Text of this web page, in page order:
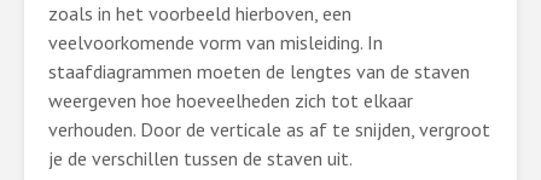
zoals in het voorbeeld hierboven, een
veelvoorkomende vorm van misleiding. In
staafdiagrammen moeten de lengtes van de staven
weergeven hoe hoeveelheden zich tot elkaar
verhouden. Door de verticale as af te snijden, vergroot
je de verschillen tussen de staven uit.